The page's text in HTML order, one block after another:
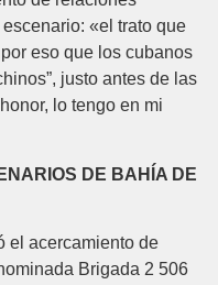
«el trato que
eso que los cubanos
justo antes de las
lo tengo en mi
DE BAHÍA DE
el acercamiento de
Brigada 2 506